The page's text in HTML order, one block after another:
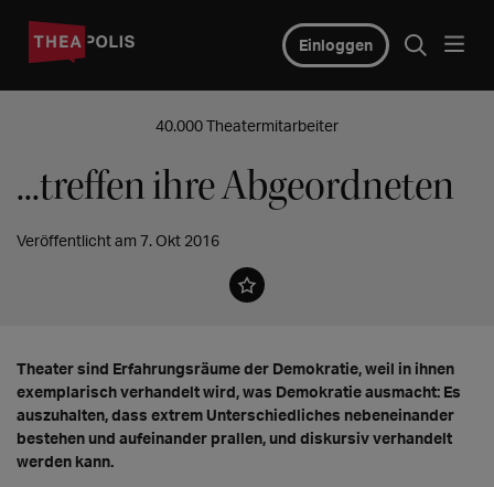
Einloggen
40.000 Theatermitarbeiter
...treffen ihre Abgeordneten
Veröffentlicht am 7. Okt 2016
Theater sind Erfahrungsräume der Demokratie, weil in ihnen
exemplarisch verhandelt wird, was Demokratie ausmacht: Es
auszuhalten, dass extrem Unterschiedliches nebeneinander
bestehen und aufeinander prallen, und diskursiv verhandelt
werden kann.